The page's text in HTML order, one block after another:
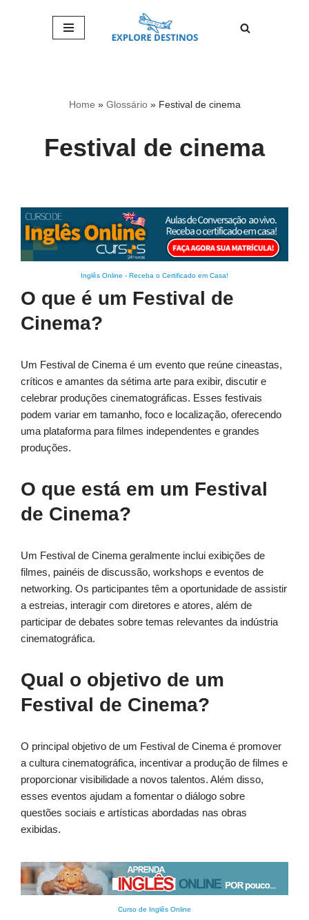
Home » Glossário» Festival de cinema
Festival de cinema
Inglês Online - Receba o Certificado em Casa!
O que é um Festival de
Cinema?
Um Festival de Cinema é um evento que reúne cineastas,
críticos e amantes da sétima arte para exibir, discutir e
celebrar produções cinematográficas. Esses festivais
podem variar em tamanho, foco e localização, oferecendo
uma plataforma para filmes independentes e grandes
produções.
O que está em um Festival
de Cinema?
Um Festival de Cinema geralmente inclui exibições de
filmes, painéis de discussão, workshops e eventos de
networking. Os participantes têm a oportunidade de assistir
a estreias, interagir com diretores e atores, além de
participar de debates sobre temas relevantes da indústria
cinematográfica.
Qual o objetivo de um
Festival de Cinema?
O principal objetivo de um Festival de Cinema é promover
a cultura cinematográfica, incentivar a produção de filmes e
proporcionar visibilidade a novos talentos. Além disso,
esses eventos ajudam a fomentar o diálogo sobre
questões sociais e artísticas abordadas nas obras
exibidas.
Curso de Inglês Online